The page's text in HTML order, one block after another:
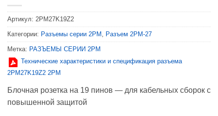
Артикул: 2PM27K19Z2
Категории: Разъемы серии 2PM , Разъем 2PM-27
Метка: РАЗЪЕМЫ СЕРИИ 2PM
Технические характеристики и спецификация разъема
2PM27K19Z2 2PM
Блочная розетка на 19 пинов — для кабельных сборок с
повышенной защитой